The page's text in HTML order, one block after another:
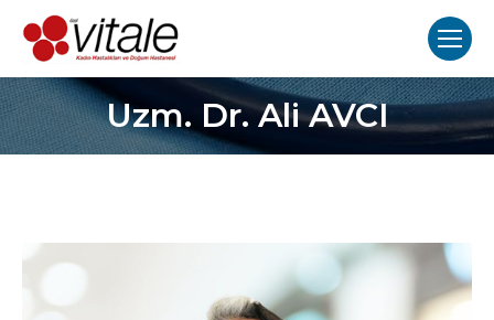
Uzm. Dr. Ali AVCI